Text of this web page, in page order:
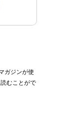
ガジンが使
むことがで